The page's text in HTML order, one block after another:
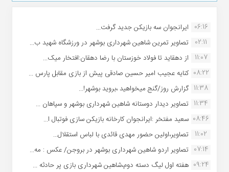
06:16 ایرانجوان سه بازیکن جدید گرفت...
02:11
تصاویر تمرین شاهین شهردارى بوشهر در ورزشگاه شهید ب...
11:07
از دهقاید تا فولاد خوزستان با رضا دهقان:افتخار میک...
08:22 کنایه عجیب امیر حسین صادقی پیش از بازی مقابل پارس ...
11:38 گزارش روز/گنج میخواهید ،بروید بوشهر!...
11:34 تصاویر دیدار دوستانه شاهین شهردارى بوشهر و سپاهان ...
08:46 سعید مفتخر :ایرانجوان کارخانه بازیکن سازی فوتبال ا...
11:02
تصاویر،اولین حضور مهدی قائدی با لباس استقلال...
07:14 تصاویر اردو شاهین شهرداری بوشهر در بروجن/ عکس : مه...
09:24 هفته اول لیگ دسته دوم،شاهین شهرداری بازی پر حادثه ...